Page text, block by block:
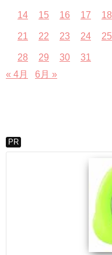
14 15 16 17 18
21 22 23 24 25
28 29 30
31
« 4月
6月 »
PR